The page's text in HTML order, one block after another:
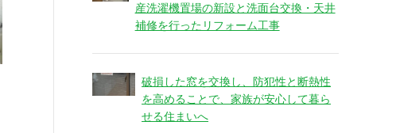
産洗濯機置場の新設と洗面台交換・天井
補修を行ったリフォーム工事
破損した窓を交換し、防犯性と断熱性
を高めることで、家族が安心して暮ら
せる住まいへ